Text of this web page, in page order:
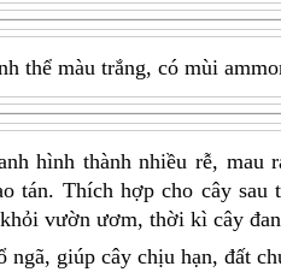
thể màu trắng, có mùi
hình thành nhiều rễ, mau
tán. Thích hợp cho cây sau
vườn ươm, thời kì cây
ngã, giúp cây chịu hạn, đất